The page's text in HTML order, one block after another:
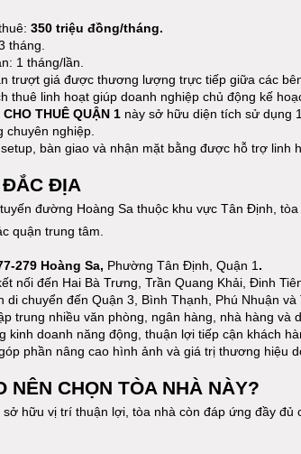
350 triệu đồng/tháng.
tháng.
1 tháng/lần.
trượt giá được thương lượng trực tiếp giữa các
thuê linh hoạt giúp doanh nghiệp chủ động kế
THUÊ QUẬN 1 này sở hữu diện tích sử dụng
chuyên nghiệp.
bàn giao và nhận mặt bằng được hỗ trợ linh
ĐẮC ĐỊA
đường Hoàng Sa thuộc khu vực Tân Định,
quận trung tâm.
279 Hoàng Sa, Phường Tân Định, Quận 1 .
nối đến Hai Bà Trưng, Trần Quang Khải, Đinh
di chuyển đến Quận 3, Bình Thạnh, Phú Nhuận
trung nhiều văn phòng, ngân hàng, nhà hàng và
kinh doanh năng động, thuận lợi tiếp cận khách
phần nâng cao hình ảnh và giá trị thương hiệu
NÊN CHỌN TÒA NHÀ NÀY?
sở hữu vị trí thuận lợi, tòa nhà còn đáp ứng đầy